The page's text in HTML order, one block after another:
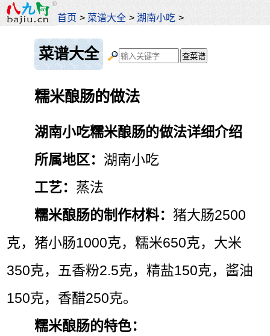
首页 > 菜谱大全 >湖南小吃 >
菜谱大全
糯米酿肠的做法
湖南小吃糯米酿肠的做法详细介绍
所属地区： 湖南小吃
工艺： 蒸法
糯米酿肠的制作材料：猪大肠2500
克，猪小肠1000克，糯米650克，大米
350克，五香粉2.5克，精盐150克，酱油
150克，香醋250克。
糯米酿肠的特色：